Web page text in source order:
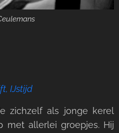
IJstijd
zichzelf als jonge kerel
met allerlei groepjes. Hij